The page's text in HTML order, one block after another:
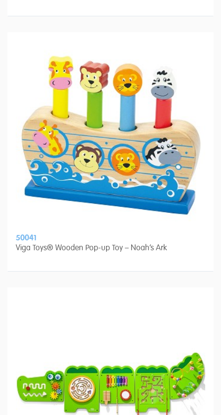
50041
Viga Toys® Wooden Pop-up Toy – Noah’s Ark